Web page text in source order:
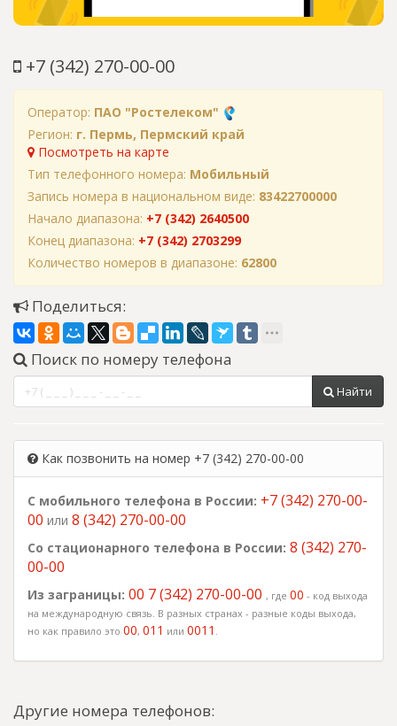
+7 (342) 270-00-00
Оператор: ПАО "Ростелеком"
Регион: г. Пермь, Пермский край
Посмотреть на карте
Тип телефонного номера: Мобильный
Запись номера в национальном виде: 83422700000
Начало диапазона: +7 (342) 2640500
Конец диапазона: +7 (342) 2703299
Количество номеров в диапазоне: 62800
Поделиться:
Поиск по номеру телефона
Найти
Как позвонить на номер +7 (342) 270-00-00
С мобильного телефона в России: +7 (342) 270-00-
00 или 8 (342) 270-00-00
Со стационарного телефона в России: 8 (342) 270-
00-00
Из заграницы: 00 7 (342) 270-00-00 , где 00 - код выхода
на международную связь. В разных странах - разные коды выхода,
но как правило это 00, 011 или 0011 .
Другие номера телефонов: